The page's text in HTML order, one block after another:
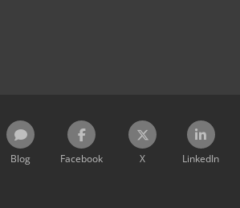
Blog Facebook X LinkedIn